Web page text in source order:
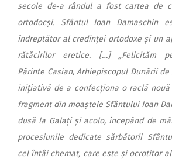
secole de‑a rândul a fost cartea de
ortodocși. Sfântul Ioan Damaschin
îndreptător al credinței ortodoxe și un
rătăcirilor eretice. […] „Felicităm
Părinte Casian, Arhiepiscopul Dunării
inițiativă de a confecționa o raclă
fragment din moaștele Sfântului Ioan
dusă la Galați și acolo, începând de
procesiunile dedicate sărbătorii
cel întâi chemat, care este și ocrotitor